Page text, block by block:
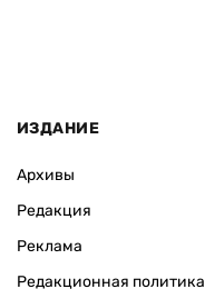
ИЗДАНИЕ
Архивы
Редакция
Реклама
Редакционная политика